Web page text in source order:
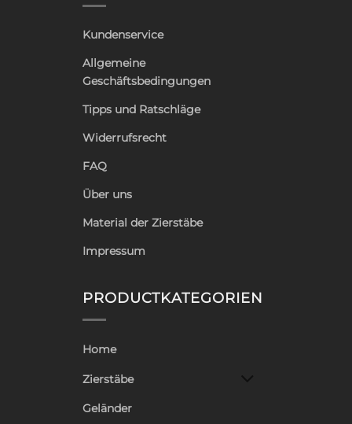
Kundenservice
Allgemeine
Geschäftsbedingungen
Tipps und Ratschläge
Widerrufsrecht
FAQ
Über uns
Material der Zierstäbe
Impressum
PRODUCTKATEGORIEN
Home
Zierstäbe
Geländer